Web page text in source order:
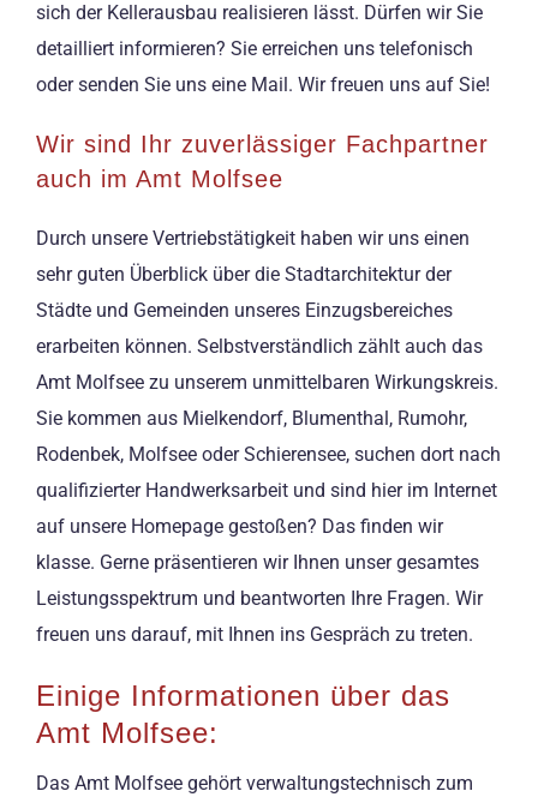
sich der Kellerausbau realisieren lässt. Dürfen wir Sie
detailliert informieren? Sie erreichen uns telefonisch
oder senden Sie uns eine Mail. Wir freuen uns auf Sie!
Wir sind Ihr zuverlässiger Fachpartner
auch im Amt Molfsee
Durch unsere Vertriebstätigkeit haben wir uns einen
sehr guten Überblick über die Stadtarchitektur der
Städte und Gemeinden unseres Einzugsbereiches
erarbeiten können. Selbstverständlich zählt auch das
Amt Molfsee zu unserem unmittelbaren Wirkungskreis.
Sie kommen aus Mielkendorf, Blumenthal, Rumohr,
Rodenbek, Molfsee oder Schierensee, suchen dort nach
qualifizierter Handwerksarbeit und sind hier im Internet
auf unsere Homepage gestoßen? Das finden wir
klasse. Gerne präsentieren wir Ihnen unser gesamtes
Leistungsspektrum und beantworten Ihre Fragen. Wir
freuen uns darauf, mit Ihnen ins Gespräch zu treten.
Einige Informationen über das
Amt Molfsee:
Das Amt Molfsee gehört verwaltungstechnisch zum